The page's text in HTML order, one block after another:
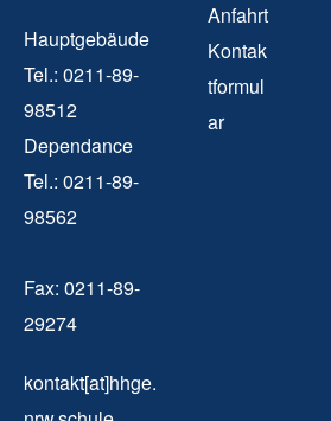
Hauptgebäude
Tel.: 0211-89-
98512
Dependance
Tel.: 0211-89-
98562
Fax: 0211-89-
29274
kontakt[at]hhge.
Anfahrt
Kontak
tformul
ar